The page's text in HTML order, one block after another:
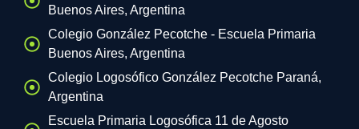
Buenos Aires, Argentina
Colegio González Pecotche - Escuela Primaria
Buenos Aires, Argentina
Colegio Logosófico González Pecotche Paraná,
Argentina
Escuela Primaria Logosófica 11 de Agosto